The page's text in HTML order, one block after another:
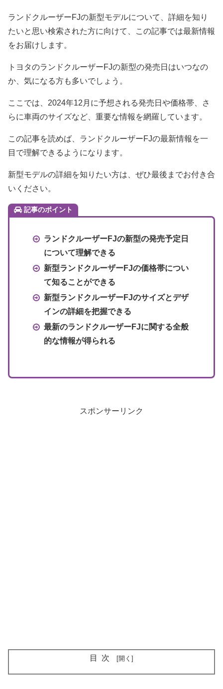
ランドクルーザーFJの新型モデルについて、詳細を知り
たいと思い検索された方に向けて、この記事では最新情報
をお届けします。
トヨタのランドクルーザーFJの新型の発売日はいつなの
か、気になる方も多いでしょう。
ここでは、2024年12月に予想される発売日や価格帯、さ
らに車両のサイズなど、重要な情報を網羅しています。
この記事を読めば、ランドクルーザーFJの最新情報を一
目で理解できるようになります。
新型モデルの詳細を知りたい方は、ぜひ最後までお付き合
いください。
記事のポイント
ランドクルーザーFJの新型の発売予定日
について理解できる
新型ランドクルーザーFJの価格帯につい
て知ることができる
新型ランドクルーザーFJのサイズとデザ
インの詳細を把握できる
最新のランドクルーザーFJに関する全般
的な情報が得られる
スポンサーリンク
目次